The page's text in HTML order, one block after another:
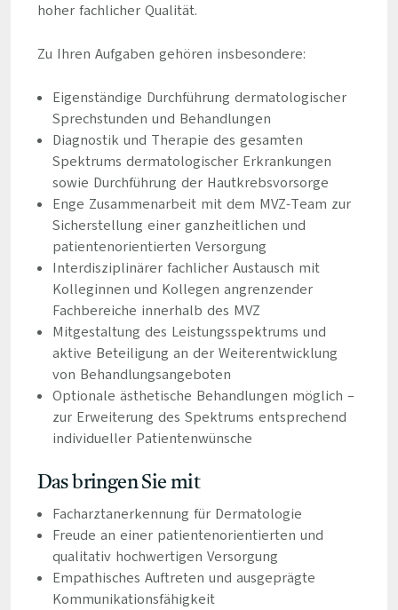
hoher fachlicher Qualität.
Zu Ihren Aufgaben gehören insbesondere:
Eigenständige Durchführung dermatologischer
Sprechstunden und Behandlungen
Diagnostik und Therapie des gesamten
Spektrums dermatologischer Erkrankungen
sowie Durchführung der Hautkrebsvorsorge
Enge Zusammenarbeit mit dem MVZ-Team zur
Sicherstellung einer ganzheitlichen und
patientenorientierten Versorgung
Interdisziplinärer fachlicher Austausch mit
Kolleginnen und Kollegen angrenzender
Fachbereiche innerhalb des MVZ
Mitgestaltung des Leistungsspektrums und
aktive Beteiligung an der Weiterentwicklung
von Behandlungsangeboten
Optionale ästhetische Behandlungen möglich –
zur Erweiterung des Spektrums entsprechend
individueller Patientenwünsche
Das bringen Sie mit
Facharztanerkennung für Dermatologie
Freude an einer patientenorientierten und
qualitativ hochwertigen Versorgung
Empathisches Auftreten und ausgeprägte
Kommunikationsfähigkeit